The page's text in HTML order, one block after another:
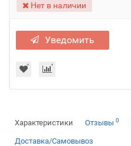
Нет в наличии
Уведомить
Характеристики Отзывы 0
Доставка/Самовывоз